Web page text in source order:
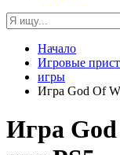
Начало
Игровые
игры
Игра God Of
Игра